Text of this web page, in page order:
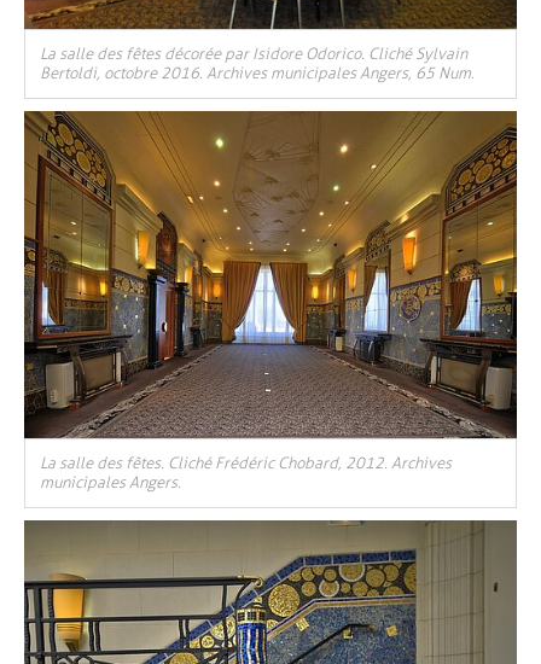
La salle des fêtes décorée par Isidore Odorico. Cliché Sylvain
Bertoldi, octobre 2016. Archives municipales Angers, 65 Num.
La salle des fêtes. Cliché Frédéric Chobard, 2012. Archives
municipales Angers.